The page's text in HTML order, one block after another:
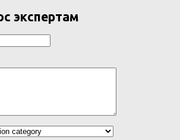
экспертам